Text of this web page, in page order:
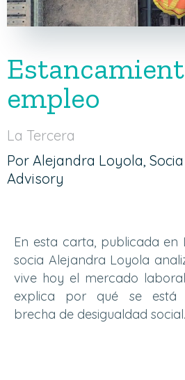
empleo
La Tercera
Por Alejandra Loyola,
Advisory
En esta carta, publicada en
socia Alejandra Loyola
vive hoy el mercado
explica por qué se está
brecha de desigualdad social.